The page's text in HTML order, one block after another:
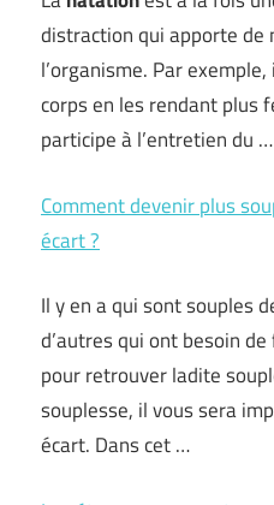
distraction qui apporte de
l’organisme. Par
corps en les rendant plus
participe à l’entretien du …
Comment devenir plus
écart ?
Il y en a qui sont souples
d’autres qui ont besoin
pour retrouver ladite
souplesse, il vous sera
écart. Dans cet …